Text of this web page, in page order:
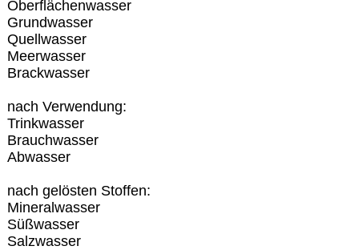
Oberflächenwasser
Grundwasser
Quellwasser
Meerwasser
Brackwasser
nach Verwendung:
Trinkwasser
Brauchwasser
Abwasser
nach gelösten Stoffen:
Mineralwasser
Süßwasser
Salzwasser